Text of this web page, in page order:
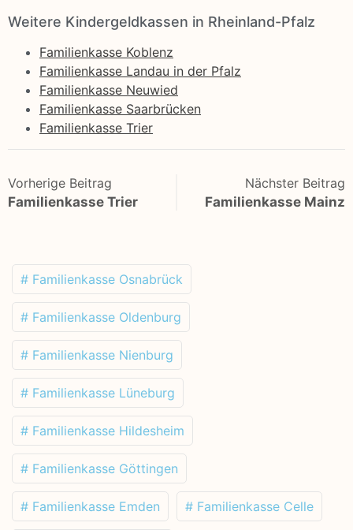
Weitere Kindergeldkassen in Rheinland-Pfalz
Familienkasse Koblenz
Familienkasse Landau in der Pfalz
Familienkasse Neuwied
Familienkasse Saarbrücken
Familienkasse Trier
Vorherige Beitrag
Familienkasse Trier
Nächster Beitrag
Familienkasse Mainz
# Familienkasse Osnabrück
# Familienkasse Oldenburg
# Familienkasse Nienburg
# Familienkasse Lüneburg
# Familienkasse Hildesheim
# Familienkasse Göttingen
# Familienkasse Emden # Familienkasse Celle